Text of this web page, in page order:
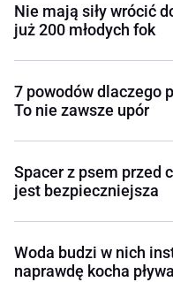
Nie mają siły wrócić
już 200 młodych fok
7 powodów dlaczego
To nie zawsze upór
Spacer z psem przed
jest bezpieczniejsza
Woda budzi w nich
naprawdę kocha